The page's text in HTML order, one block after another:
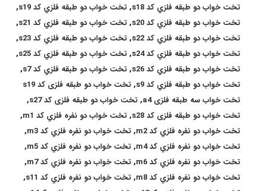
تخت خواب دو طبقه فلزي کد s18
,تخت خواب دو طبقه فلزي کد s19
,
تخت خواب دو طبقه فلزي کد s20
,تخت خواب دو طبقه فلزي کد s21
,
تخت خواب دو طبقه فلزي کد s22
,تخت خواب دو طبقه فلزي کد s23
,
تخت خواب دو طبقه فلزي کد s24
,تخت خواب دو طبقه فلزي کد s25
,
تخت خواب دو طبقه فلزي کد s26
,تخت خواب دو طبقه فلزي کد s7
,
تخت خواب دو طبقه فلزي کد s9
,
تخت خواب دو طبقه فلزی کد s19
تخت خواب سه طبقه فلزی a4
,تخت خواب دو طبقه فلزی کد s27
,
تخت خواب دو طبقه فلزی کد s28
,تخت خواب دو نفره فلزي کد m1
,
تخت خواب دو نفره فلزي کد m2
,تخت خواب دو نفره فلزي کد m3
,
تخت خواب دو نفره فلزي کد m4
,تخت خواب دو نفره فلزي کد m5
,
تخت خواب دو نفره فلزي کد m6
,تخت خواب دو نفره فلزي کد m7
,
تخت خواب دو نفره فلزي کد m8
,تخت خواب دو نفره فلزي کد s11
,